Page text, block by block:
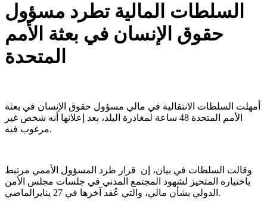
السلطات المالية تطرد مسؤول
حقوق الإنسان في بعثة الأمم
المتحدة
أمهلت السلطات الانتقالية في مالي مسؤول حقوق الإنسان في بعثة
الأمم المتحدة 48 ساعة لمغادرة البلد، بعد إعلانها أنه شخص غير
مرغوب فيه.
وقالت السلطات في بيان، إن قرار طرد المسؤول الأممي مرتبط
باختياره المتحيز لشهود المجتمع المدني في جلسات مجلس الأمن
الدولي بشأن مالي، والتي عُقد آخرها في 27 ينايرالماضي.